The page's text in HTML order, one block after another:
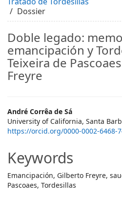
Dossier
Doble legado:
emancipación y
Teixeira de
Freyre
Main
Article
André Corrêa de Sá
University of California, Santa
https://orcid.org/0000-0002-6468-
Keywords
Emancipación, Gilberto Freyre,
Pascoaes, Tordesillas